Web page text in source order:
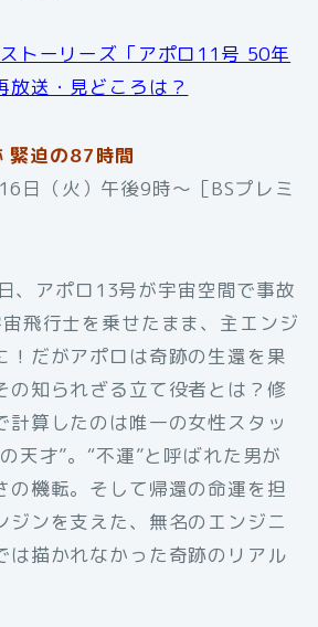
トーリーズ「アポロ11号 50年
放送・見どころは？
緊迫の87時間
（火）午後9時〜［BSプレミ
、アポロ13号が宇宙空間で事故
飛行士を乗せたまま、主エンジ
！だがアポロは奇跡の生還を果
の知られざる立て役者とは？修
計算したのは唯一の女性スタッ
天才”。“不運”と呼ばれた男が
の機転。そして帰還の命運を担
ジンを支えた、無名のエンジニ
は描かれなかった奇跡のリアル